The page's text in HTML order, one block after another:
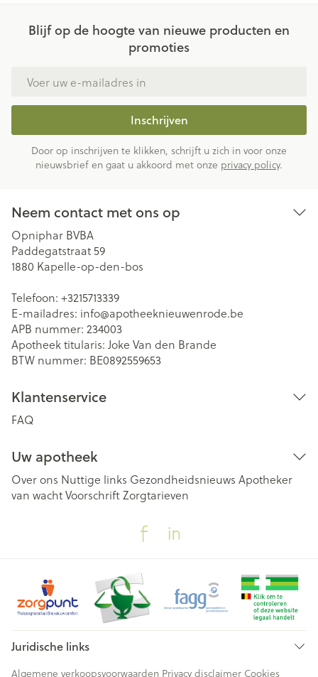
Blijf op de hoogte van nieuwe producten en
promoties
Inschrijven
Door op inschrijven te klikken, schrijft u zich in voor onze
nieuwsbrief en gaat u akkoord met onze privacy policy.
Neem contact met ons op
Opniphar BVBA
Paddegatstraat 59
1880 Kapelle-op-den-bos
Telefoon: +3215713339
E-mailadres: info@apotheeknieuwenrode.be
APB nummer: 234003
Apotheek titularis: Joke Van den Brande
BTW nummer: BE0892559653
Klantenservice
FAQ
Uw apotheek
Over ons Nuttige links Gezondheidsnieuws Apotheker
van wachtVoorschriftZorgtarieven
Juridische links
Algemene verkoopsvoorwaarden Privacy disclaimer Cookies